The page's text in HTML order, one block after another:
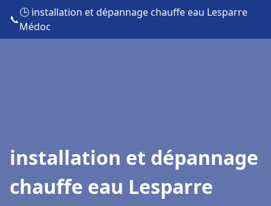
📞
🕒 installation et dépannage chauffe eau Lesparre
Médoc
installation et dépannage
chauffe eau Lesparre